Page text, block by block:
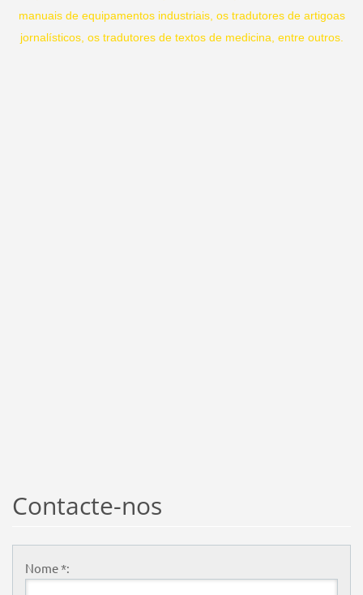
manuais de equipamentos industriais, os tradutores de artigoas
jornalísticos, os tradutores de textos de medicina, entre outros.
Contacte-nos
Nome *: